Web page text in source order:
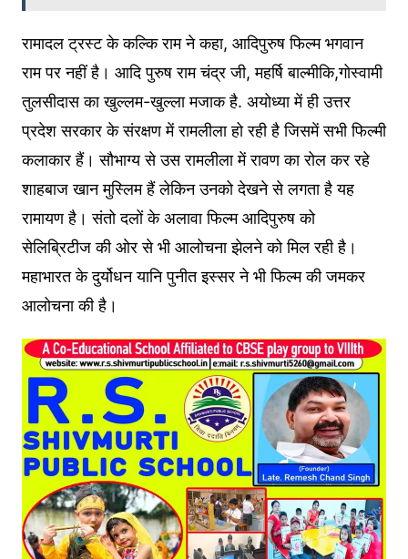
रामादल ट्रस्ट के कल्कि राम ने कहा, आदिपुरुष फिल्म भगवान
राम पर नहीं है। आदि पुरुष राम चंद्र जी, महर्षि बाल्मीकि,गोस्वामी
तुलसीदास का खुल्लम-खुल्ला मजाक है. अयोध्या में ही उत्तर
प्रदेश सरकार के संरक्षण में रामलीला हो रही है जिसमें सभी फिल्मी
कलाकार हैं। सौभाग्य से उस रामलीला में रावण का रोल कर रहे
शाहबाज खान मुस्लिम हैं लेकिन उनको देखने से लगता है यह
रामायण है। संतो दलों के अलावा फिल्म आदिपुरुष को
सेलिब्रिटीज की ओर से भी आलोचना झेलने को मिल रही है।
महाभारत के दुर्योधन यानि पुनीत इस्सर ने भी फिल्म की जमकर
आलोचना की है।